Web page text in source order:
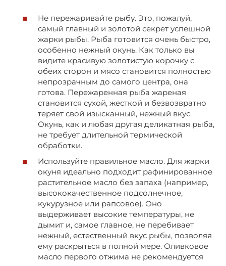
Не пережаривайте рыбу. Это, пожалуй,
самый главный и золотой секрет успешной
жарки рыбы. Рыба готовится очень быстро,
особенно нежный окунь. Как только вы
видите красивую золотистую корочку с
обеих сторон и мясо становится полностью
непрозрачным до самого центра, она
готова. Пережаренная рыба жареная
становится сухой, жесткой и безвозвратно
теряет свой изысканный, нежный вкус.
Окунь, как и любая другая деликатная рыба,
не требует длительной термической
обработки.
Используйте правильное масло. Для жарки
окуня идеально подходит рафинированное
растительное масло без запаха (например,
высококачественное подсолнечное,
кукурузное или рапсовое). Оно
выдерживает высокие температуры, не
дымит и, самое главное, не перебивает
нежный, естественный вкус рыбы, позволяя
ему раскрыться в полной мере. Оливковое
масло первого отжима не рекомендуется